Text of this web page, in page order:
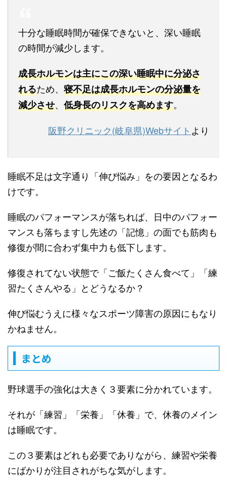
十分な睡眠時間が確保できないと、深い睡眠
の時間が減少します。
成長ホルモンは主にこの深い睡眠中に分泌さ
れるため、寝不足は成長ホルモンの分泌量を
減少させ、 低身長のリスクを高めます。
阪野クリニック(岐阜県)Webサイト より
睡眠不足は文字通り「伸び悩み」をの要因となるわ
けです。
睡眠のパフォーマンスが落ちれば、日中のパフォー
マンスも落ちますし先述の「記憶」の面でも筋肉も
修復が間に合わず集中力も低下します。
修復されてない状態で「ご飯たくさん食べて」「練
習たくさんやる」とどうなるか？
伸び悩むうえに様々なスポーツ障害の原因にもなり
かねません。
まとめ
野球選手の強化は大きく３要素に分かれています。
それが「練習」「栄養」「休養」で、休養のメイン
は睡眠です。
この３要素はどれも必要でありながら、練習や栄養
にばかりが注目されがちな気がします。